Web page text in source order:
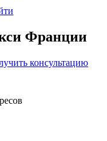
Франции
консультацию